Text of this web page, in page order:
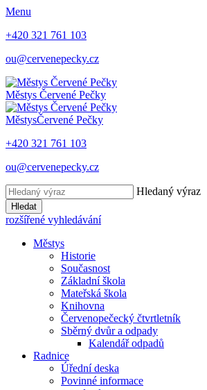
Menu
+420 321 761 103
ou@cervenepecky.cz
Městys Červené Pečky
MěstysČervené Pečky
+420 321 761 103
ou@cervenepecky.cz
Hledaný výraz
Hledat
rozšířené vyhledávání
Městys
Historie
Současnost
Základní škola
Mateřská škola
Knihovna
Červenopečecký čtvrtletník
Sběrný dvůr a odpady
Kalendář odpadů
Radnice
Úřední deska
Povinné informace